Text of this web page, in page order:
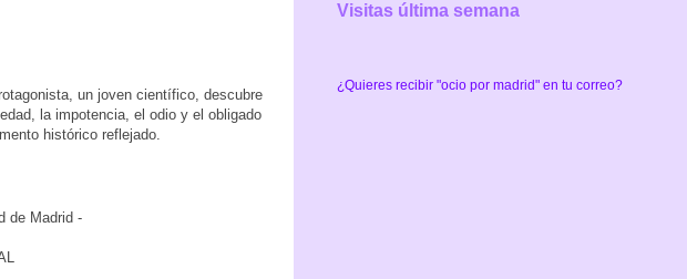
un joven científico, descubre
la impotencia, el odio y el obligado
histórico reflejado.
de Madrid -
Visitas última semana
¿Quieres recibir "ocio por madrid" en tu correo?